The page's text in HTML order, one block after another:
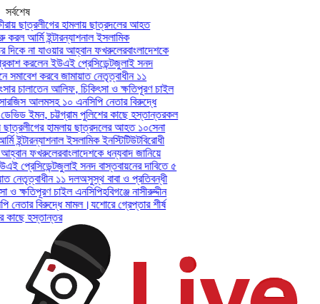
সর্বশেষ
ছাত্রলীগের হামলায় ছাত্রদলের আহত
আর্মি ইন্টারন্যাশনাল ইসলামিক
না যাওয়ার আহ্বান ফখরুলেরবাংলাদেশকে
করলেন ইউএই প্রেসিডেন্টজুলাই সনদ
করবে জামায়াত নেতৃত্বাধীন ১১
চালাতেন আলিফ, চিকিৎসা ও ক্ষতিপূরণ চাইল
আলমসহ ১০ এনসিপি নেতার বিরুদ্ধে
ইমন, চট্টগ্রাম পুলিশের কাছে হস্তান্তরকল
হামলায় ছাত্রদলের আহত ১০সেনা
ইসলামিক ইনস্টিটিউটবিরোধী
ফখরুলেরবাংলাদেশকে ধন্যবাদ জানিয়ে
প্রেসিডেন্টজুলাই সনদ বাস্তবায়নের দাবিতে ৫
নেতৃত্বাধীন ১১ দলঅসুস্থ বাবা ও প্রতিবন্ধী
ক্ষতিপূরণ চাইল এনসিপিহবিগঞ্জে নাসীরুদ্দীন
বিরুদ্ধে মামল।যশোরে গ্রেপ্তার শীর্ষ
হস্তান্তর